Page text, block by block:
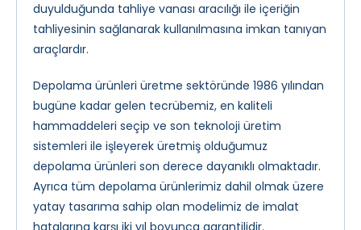
duyulduğunda tahliye vanası aracılığı ile içeriğin
tahliyesinin sağlanarak kullanılmasına imkan tanıyan
araçlardır.
Depolama ürünleri üretme sektöründe 1986 yılından
bugüne kadar gelen tecrübemiz, en kaliteli
hammaddeleri seçip ve son teknoloji üretim
sistemleri ile işleyerek üretmiş olduğumuz
depolama ürünleri son derece dayanıklı olmaktadır.
Ayrıca tüm depolama ürünlerimiz dahil olmak üzere
yatay tasarıma sahip olan modelimiz de imalat
hatalarına karşı iki yıl boyunca garantilidir.